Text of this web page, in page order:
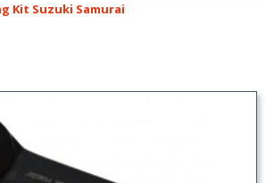
Kit Suzuki Samurai